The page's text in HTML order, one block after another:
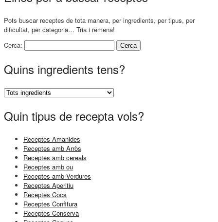
Pots buscar receptes de tota manera, per ingredients, per tipus, per
dificultat, per categoria… Tria i remena!
Cerca:
Quins ingredients tens?
Quin tipus de recepta vols?
Receptes Amanides
Receptes amb Arròs
Receptes amb cereals
Receptes amb ou
Receptes amb Verdures
Receptes Aperitiu
Receptes Cocs
Receptes Confitura
Receptes Conserva